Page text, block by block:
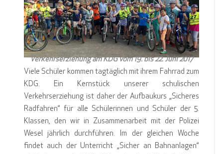
Verkehrserziehung am KDG vom 19. bis 22. Juni 2017
Viele Schüler kommen tagtäglich mit ihrem Fahrrad zum
KDG. Ein Kernstück unserer schulischen
Verkehrserziehung ist daher der Aufbaukurs „Sicheres
Radfahren“ für alle Schülerinnen und Schüler der 5.
Klassen, den wir in Zusammenarbeit mit der Polizei
Wesel jährlich durchführen. Im der gleichen Woche
findet auch der Unterricht „Sicher an Bahnanlagen“